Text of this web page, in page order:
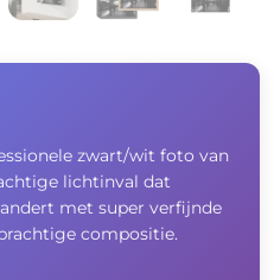
zwart/wit foto van
lichtinval dat
met super verfijnde
compositie.